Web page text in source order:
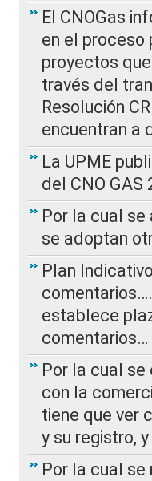
El CNOGas
en el proceso
proyectos
través del
Resolución
encuentran a
La UPME
del CNO
Por la cual
se adoptan
Plan
establece
comentarios…
Por la cual
con la
tiene que ver
y su registro,
Por la cual